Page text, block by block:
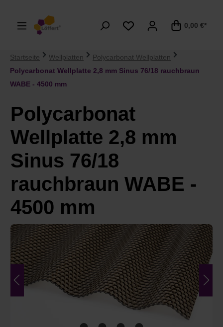
0,00 €*
Startseite Wellplatten
Polycarbonat Wellplatten
Polycarbonat Wellplatte 2,8 mm Sinus 76/18 rauchbraun
WABE - 4500 mm
Polycarbonat
Wellplatte 2,8 mm
Sinus 76/18
rauchbraun WABE -
4500 mm
Bildergalerie überspringen